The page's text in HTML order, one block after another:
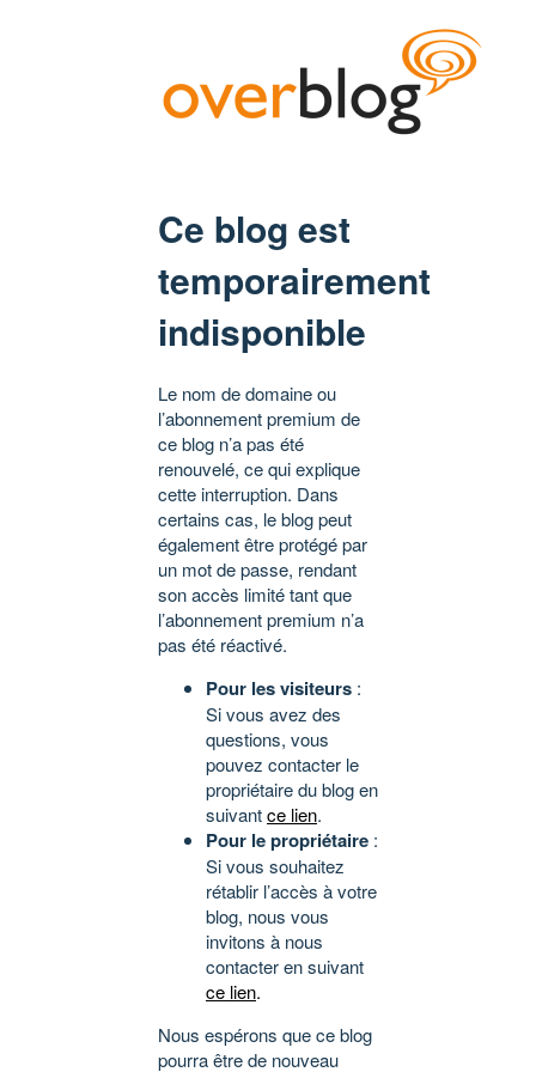
Ce blog est
temporairement
indisponible
Le nom de domaine ou
l’abonnement premium de
ce blog n’a pas été
renouvelé, ce qui explique
cette interruption. Dans
certains cas, le blog peut
également être protégé par
un mot de passe, rendant
son accès limité tant que
l’abonnement premium n’a
pas été réactivé.
Pour les visiteurs :
Si vous avez des
questions, vous
pouvez contacter le
propriétaire du blog en
suivantce lien.
Pour le propriétaire :
Si vous souhaitez
rétablir l’accès à votre
blog, nous vous
invitons à nous
contacter en suivant
ce lien.
Nous espérons que ce blog
pourra être de nouveau